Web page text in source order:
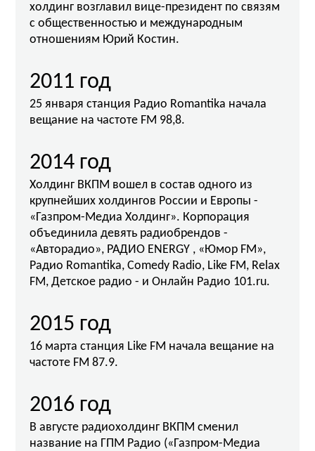
холдинг возглавил вице-президент по связям
с общественностью и международным
отношениям Юрий Костин.
2011 год
25 января станция Радио Romantika начала
вещание на частоте FM 98,8.
2014 год
Холдинг ВКПМ вошел в состав одного из
крупнейших холдингов России и Европы -
«Газпром-Медиа Холдинг». Корпорация
объединила девять радиобрендов -
«Авторадио», РАДИО ENERGY , «Юмор FM»,
Радио Romantika, Comedy Radio, Like FM, Relax
FM, Детское радио - и Онлайн Радио 101.ru.
2015 год
16 марта станция Like FM начала вещание на
частоте FM 87.9.
2016 год
В августе радиохолдинг ВКПМ сменил
название на ГПМ Радио («Газпром-Медиа